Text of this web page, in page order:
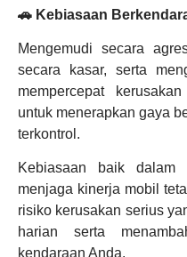
🚗 Kebiasaan
Mengemudi secara
secara kasar, serta
mempercepat
untuk menerapkan gaya
terkontrol.
Kebiasaan baik dalam
menjaga kinerja mobil
risiko kerusakan serius
harian serta
kendaraan Anda.